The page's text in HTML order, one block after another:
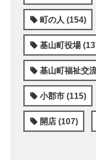
町の人 (154)
基山町役場
基山町福祉交
小郡市 (115)
開店 (107)